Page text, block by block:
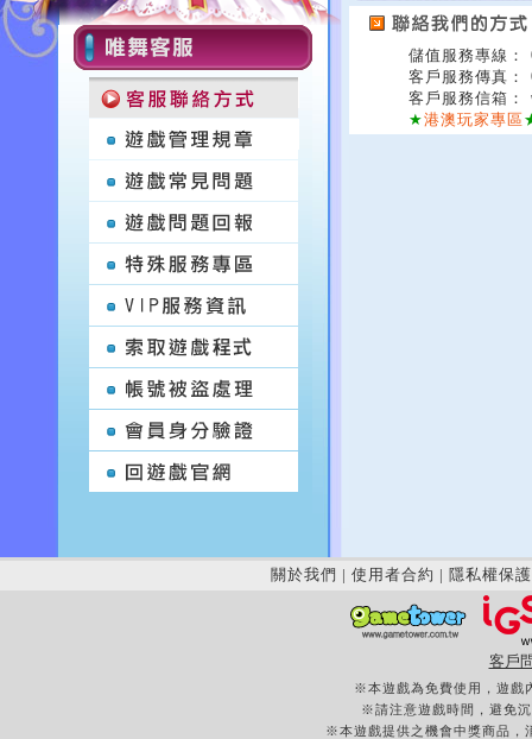
儲值服務專線：
客戶服務傳真：
客戶服務信箱：
★港澳玩家專區
關於我們 | 使用者合約 | 隱私權保護
客戶
※本遊戲為免費使用，遊戲
※請注意遊戲時間，避免
※本遊戲提供之機會中獎商品，